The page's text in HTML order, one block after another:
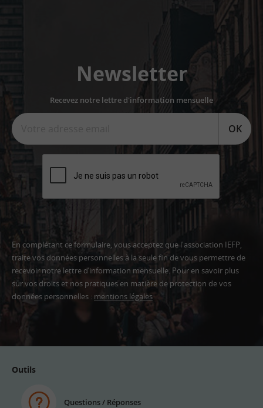
Newsletter
Recevez notre lettre d'information mensuelle
OK
En complétant ce formulaire, vous acceptez que l'association IEFP,
traite vos données personnelles à la seule fin de vous permettre de
recevoir notre lettre d’information mensuelle. Pour en savoir plus
sur vos droits et nos pratiques en matière de protection de vos
données personnelles : mentions légales
Outils
Questions / Réponses